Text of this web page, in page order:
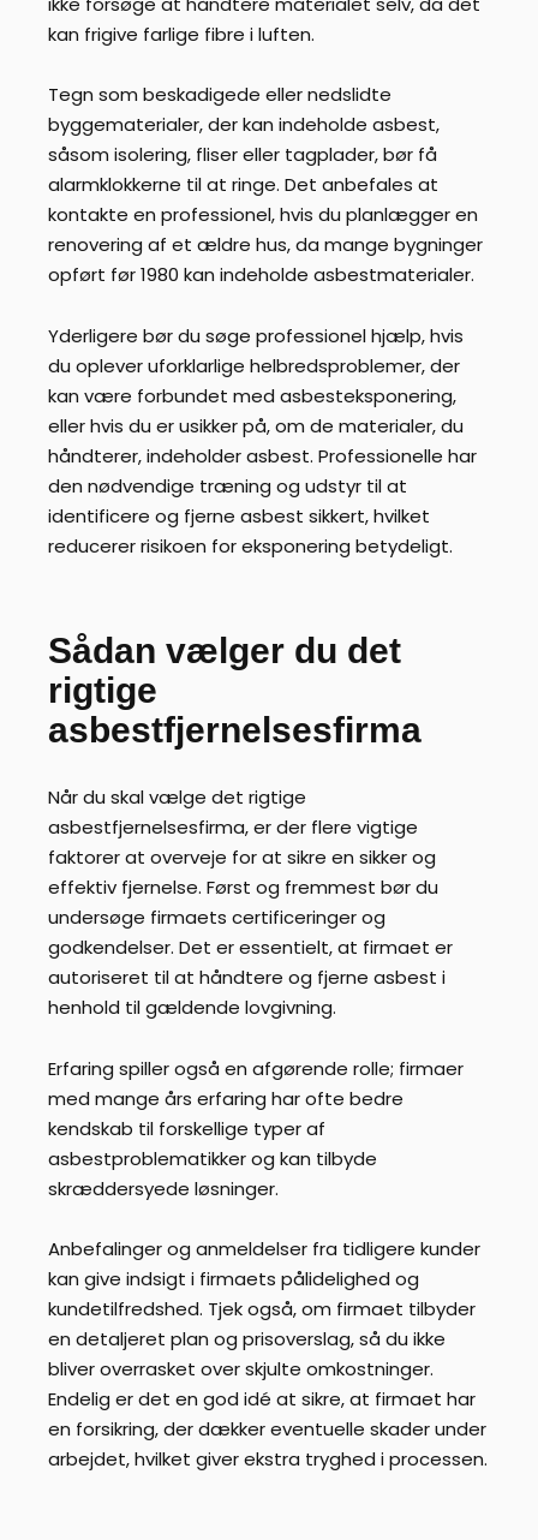
kan frigive farlige fibre i luften.
Tegn som beskadigede eller nedslidte
byggematerialer, der kan indeholde asbest,
såsom isolering, fliser eller tagplader, bør få
alarmklokkerne til at ringe. Det anbefales at
kontakte en professionel, hvis du planlægger en
renovering af et ældre hus, da mange bygninger
opført før 1980 kan indeholde asbestmaterialer.
Yderligere bør du søge professionel hjælp, hvis
du oplever uforklarlige helbredsproblemer, der
kan være forbundet med asbesteksponering,
eller hvis du er usikker på, om de materialer, du
håndterer, indeholder asbest. Professionelle har
den nødvendige træning og udstyr til at
identificere og fjerne asbest sikkert, hvilket
reducerer risikoen for eksponering betydeligt.
Sådan vælger du det
rigtige
asbestfjernelsesfirma
Når du skal vælge det rigtige
asbestfjernelsesfirma, er der flere vigtige
faktorer at overveje for at sikre en sikker og
effektiv fjernelse. Først og fremmest bør du
undersøge firmaets certificeringer og
godkendelser. Det er essentielt, at firmaet er
autoriseret til at håndtere og fjerne asbest i
henhold til gældende lovgivning.
Erfaring spiller også en afgørende rolle; firmaer
med mange års erfaring har ofte bedre
kendskab til forskellige typer af
asbestproblematikker og kan tilbyde
skræddersyede løsninger.
Anbefalinger og anmeldelser fra tidligere kunder
kan give indsigt i firmaets pålidelighed og
kundetilfredshed. Tjek også, om firmaet tilbyder
en detaljeret plan og prisoverslag, så du ikke
bliver overrasket over skjulte omkostninger.
Endelig er det en god idé at sikre, at firmaet har
en forsikring, der dækker eventuelle skader under
arbejdet, hvilket giver ekstra tryghed i processen.